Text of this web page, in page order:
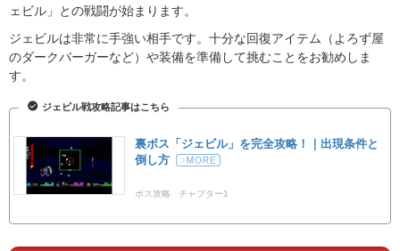
ェビル」との戦闘が始まります。
ジェビルは非常に手強い相手です。十分な回復アイテム（よろず屋
のダークバーガーなど）や装備を準備して挑むことをお勧めしま
す。
ジェビル戦攻略記事はこちら
裏ボス「ジェビル」を完全攻略！｜出現条件と
倒し方
ボス攻略 チャプター1